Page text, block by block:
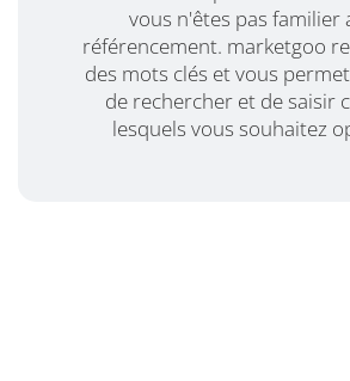
vous n'êtes pas familier
référencement. marketgoo
des mots clés et vous
de rechercher et de saisir
lesquels vous souhaitez